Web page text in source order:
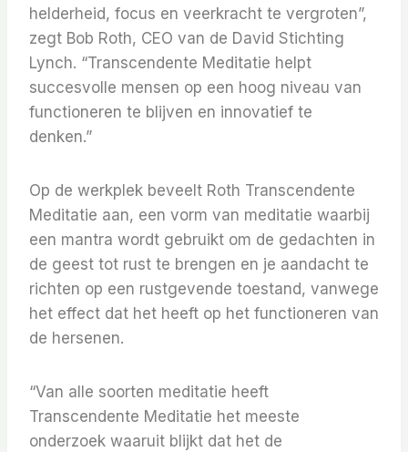
helderheid, focus en veerkracht te vergroten”,
zegt Bob Roth, CEO van de David Stichting
Lynch. “Transcendente Meditatie helpt
succesvolle mensen op een hoog niveau van
functioneren te blijven en innovatief te
denken.”
Op de werkplek beveelt Roth Transcendente
Meditatie aan, een vorm van meditatie waarbij
een mantra wordt gebruikt om de gedachten in
de geest tot rust te brengen en je aandacht te
richten op een rustgevende toestand, vanwege
het effect dat het heeft op het functioneren van
de hersenen.
“Van alle soorten meditatie heeft
Transcendente Meditatie het meeste
onderzoek waaruit blijkt dat het de